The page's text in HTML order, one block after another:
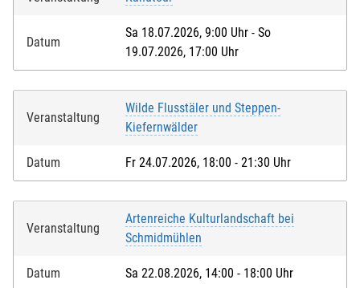
Datum
Sa 18.07.2026, 9:00 Uhr - So
19.07.2026, 17:00 Uhr
Veranstaltung
Wilde Flusstäler und Steppen-
Kiefernwälder
Datum Fr 24.07.2026, 18:00 - 21:30 Uhr
Veranstaltung
Artenreiche Kulturlandschaft bei
Schmidmühlen
Datum Sa 22.08.2026, 14:00 - 18:00 Uhr